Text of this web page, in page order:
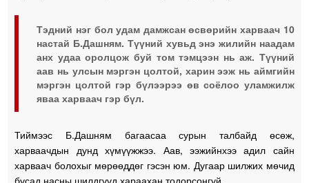
Тэдний нэг бол удам дамжсан өсвөрийн харваач 10
настай Б.Дашням. Түүний хувьд энэ жилийн наадам
анх удаа оролцож буй том тэмцээн нь аж. Түүний
аав нь улсын мэргэн цолтой, харин ээж нь аймгийн
мэргэн цолтой гэр бүлээрээ өв соёлоо уламжилж
яваа харваач гэр бүл.
Тиймээс Б.Дашням багаасаа сурын талбайд өсөж,
харваачдын дунд хүмүүжжээ. Аав, ээжийнхээ адил сайн
харваач болохыг мөрөөддөг гэсэн юм. Дугаар шилжих мөчид
бусад насны шилдгүүд хараахан тодорсонгүй.